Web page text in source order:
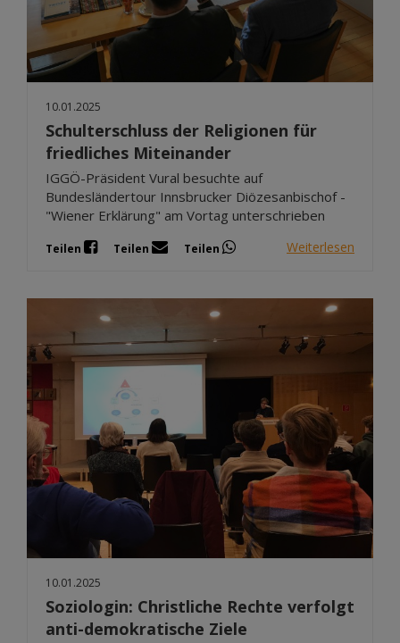
10.01.2025
Schulterschluss der Religionen für
friedliches Miteinander
IGGÖ-Präsident Vural besuchte auf
Bundesländertour Innsbrucker Diözesanbischof -
"Wiener Erklärung" am Vortag unterschrieben
Teilen Teilen Teilen Weiterlesen
10.01.2025
Soziologin: Christliche Rechte verfolgt
anti-demokratische Ziele